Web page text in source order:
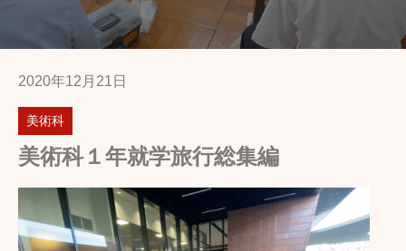
2020年12月21日
美術科
美術科１年就学旅行総集編